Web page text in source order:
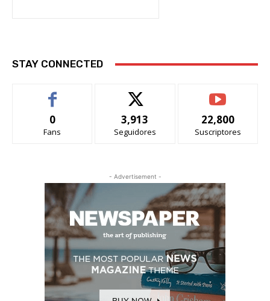
STAY CONNECTED
0
Fans
3,913
Seguidores
22,800
Suscriptores
- Advertisement -